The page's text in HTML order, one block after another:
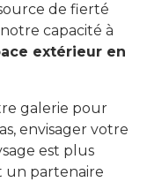
de fierté
capacité à
extérieur en
galerie pour
envisager votre
est plus
un partenaire